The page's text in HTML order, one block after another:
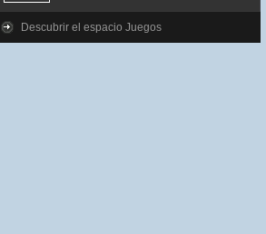
Descubrir el espacio Juegos